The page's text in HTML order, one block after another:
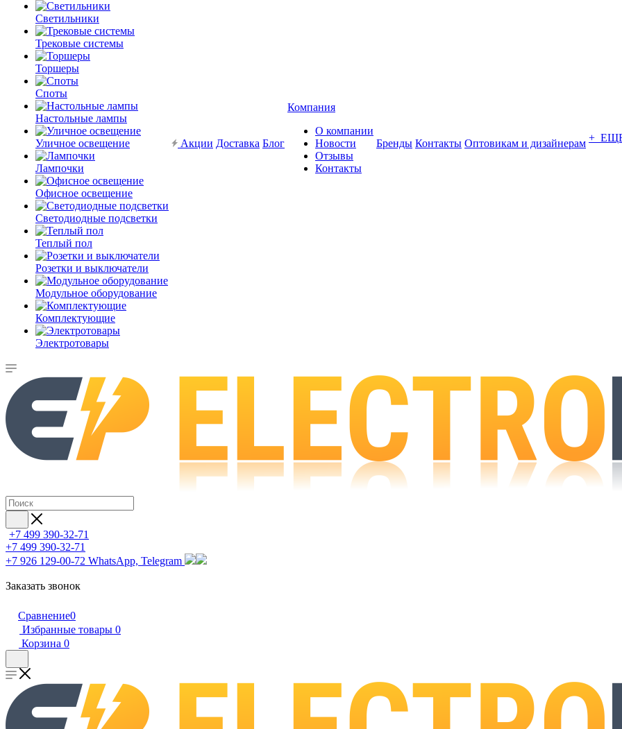
Светильники
Трековые системы
Торшеры
Споты
Настольные лампы
Уличное освещение
Лампочки
Офисное освещение
Светодиодные подсветки
Теплый пол
Розетки и выключатели
Модульное оборудование
Комплектующие
Электротовары
Акции Доставка Блог
Компания
О компании
Новости
Отзывы
Контакты
Бренды Контакты Оптовикам и дизайнерам +
+7 499 390-32-71
+7 499 390-32-71
+7 926 129-00-72 WhatsApp, Telegram
Заказать звонок
Сравнение0
Избранные товары 0
Корзина 0